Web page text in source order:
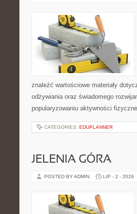
znaleźć wartościowe materiały
odżywiania oraz świadomego
popularyzowaniu aktywności
CATEGORIES: EDUPLANNER
JELENIA GÓRA
POSTED BY ADMIN LIP - 2 - 2026